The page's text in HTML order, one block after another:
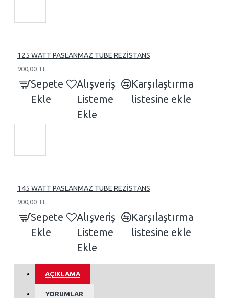
125 WATT PASLANMAZ TUBE REZİSTANS
900,00 TL
Sepete
Ekle
Alışveriş
Listeme
Ekle
Karşılaştırma
listesine ekle
145 WATT PASLANMAZ TUBE REZİSTANS
900,00 TL
Sepete
Ekle
Alışveriş
Listeme
Ekle
Karşılaştırma
listesine ekle
AÇIKLAMA
YORUMLAR